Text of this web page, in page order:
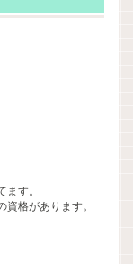
す。
格があります。